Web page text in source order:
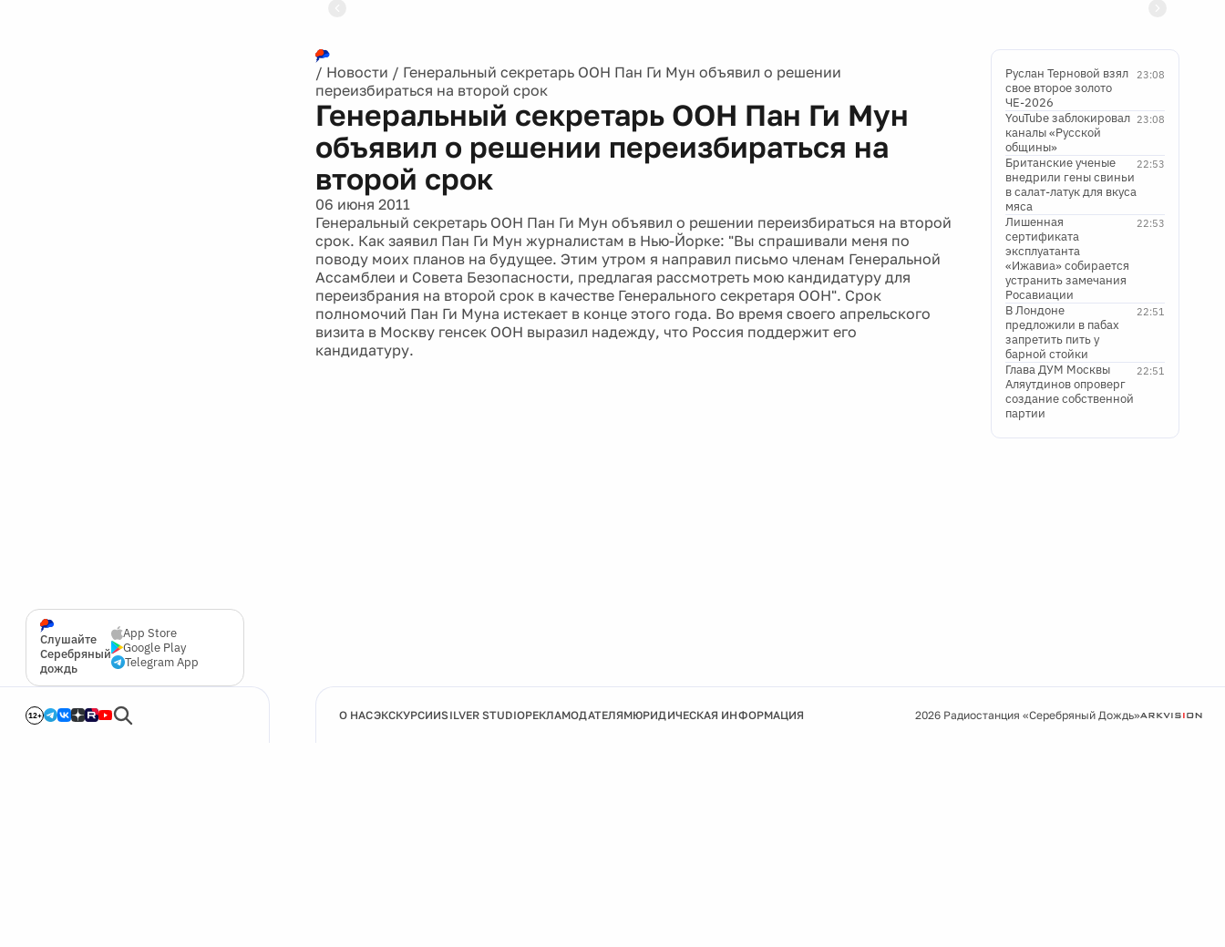
Слушайте
Серебряный
дождь
App Store
Google Play
Telegram App
12+
/ Новости / Генеральный секретарь ООН Пан Ги Мун объявил о решении
переизбираться на второй срок
Генеральный секретарь ООН Пан Ги Мун
объявил о решении переизбираться на
второй срок
06 июня 2011
Генеральный секретарь ООН Пан Ги Мун объявил о решении переизбираться на второй
срок. Как заявил Пан Ги Мун журналистам в Нью-Йорке: "Вы спрашивали меня по
поводу моих планов на будущее. Этим утром я направил письмо членам Генеральной
Ассамблеи и Совета Безопасности, предлагая рассмотреть мою кандидатуру для
переизбрания на второй срок в качестве Генерального секретаря ООН". Срок
полномочий Пан Ги Муна истекает в конце этого года. Во время своего апрельского
визита в Москву генсек ООН выразил надежду, что Россия поддержит его
кандидатуру.
23:08
Руслан Терновой взял
свое второе золото
ЧЕ-2026
23:08
YouTube заблокировал
каналы «Русской
общины»
22:53
Британские ученые
внедрили гены свиньи
в салат-латук для вкуса
мяса
22:53
Лишенная
сертификата
эксплуатанта
«Ижавиа» собирается
устранить замечания
Росавиации
22:51
В Лондоне
предложили в пабах
запретить пить у
барной стойки
22:51
Глава ДУМ Москвы
Аляутдинов опроверг
создание собственной
партии
О НАСЭКСКУРСИИSILVER STUDIOРЕКЛАМОДАТЕЛЯМЮРИДИЧЕСКАЯ ИНФОРМАЦИЯ 2026 Радиостанция «Серебряный Дождь»